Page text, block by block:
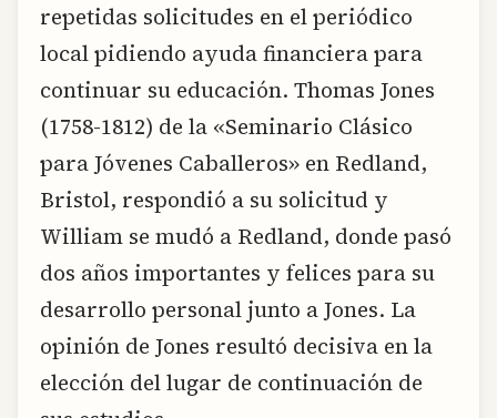
repetidas solicitudes en el periódico
local pidiendo ayuda financiera para
continuar su educación. Thomas Jones
(1758-1812) de la «Seminario Clásico
para Jóvenes Caballeros» en Redland,
Bristol, respondió a su solicitud y
William se mudó a Redland, donde pasó
dos años importantes y felices para su
desarrollo personal junto a Jones. La
opinión de Jones resultó decisiva en la
elección del lugar de continuación de